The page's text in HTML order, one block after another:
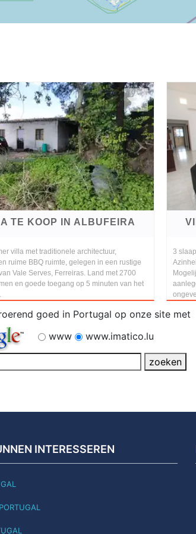
TE KOOP IN ALBUFEIRA
villa met traditionele architectuur,
ruime BBQ ruimte, gelegen in een rustige
Vale Serves, Ferreiras. Land met 2700
en goede toegang op 5 minuten van het
3
goed in Portugal op onze site met
www
www.imatico.lu
INTERESSEREN